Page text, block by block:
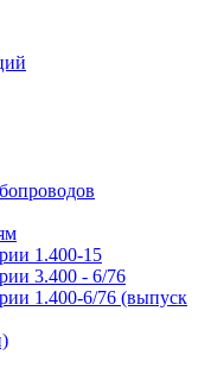
1.400-15
3.400 - 6/76
1.400-6/76 (выпуск